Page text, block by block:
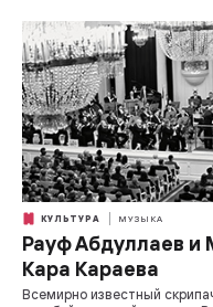
КУЛЬТУРА МУЗЫКА
Рауф Абдуллаев и
Кара Караева
Всемирно известный